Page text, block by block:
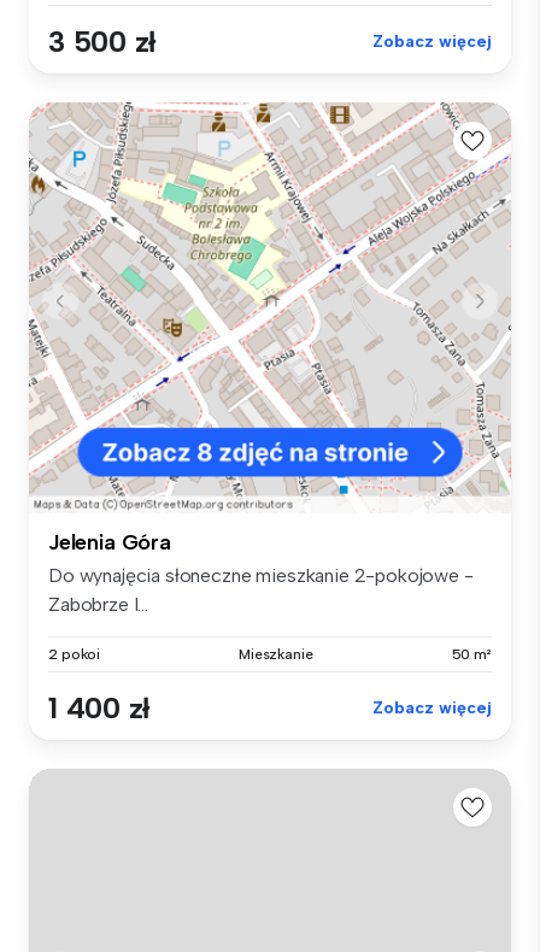
3 500 zł Zobacz więcej
Jelenia Góra
Do wynajęcia słoneczne mieszkanie 2-pokojowe -
Zabobrze I...
2 pokoi Mieszkanie 50 m²
1 400 zł Zobacz więcej